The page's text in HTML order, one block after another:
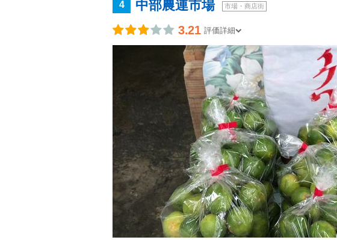
4 中部農連市場 市場・商店街
3.21 評価詳細